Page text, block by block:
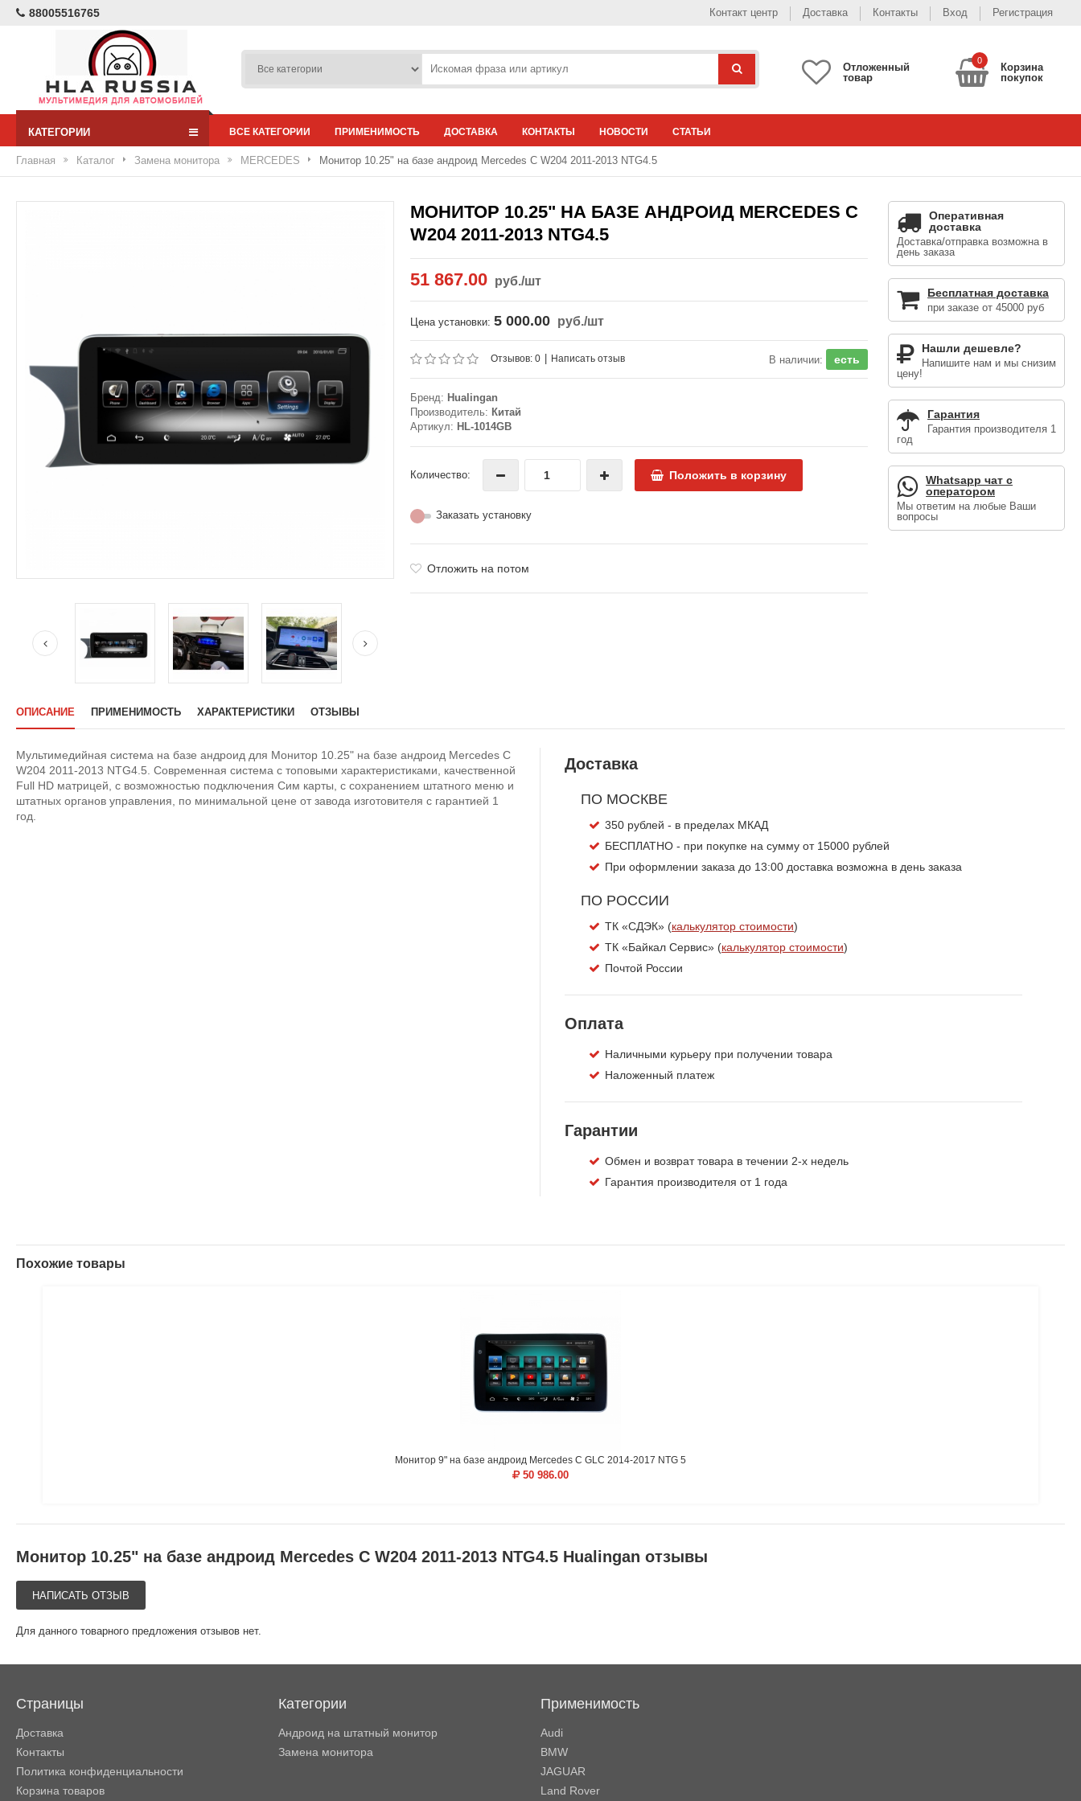
88005516765 Контакт центр Доставка Контакты Вход Регистрация
Отложенный
товар
0
Корзина
покупок
КАТЕГОРИИ ВСЕ КАТЕГОРИИ ПРИМЕНИМОСТЬ ДОСТАВКА КОНТАКТЫ НОВОСТИ СТАТЬИ
Главная Каталог Замена монитора MERCEDES Монитор 10.25" на базе андроид Mercedes C W204 2011-2013 NTG4.5
МОНИТОР 10.25" НА БАЗЕ АНДРОИД MERCEDES C
W204 2011-2013 NTG4.5
51 867.00 руб./шт
Цена установки: 5 000.00 руб./шт
Отзывов: 0 Написать отзыв В наличии: есть
Бренд: Hualingan
Производитель: Китай
Артикул: HL-1014GB
Количество: Положить в корзину
Заказать установку
Отложить на потом
Оперативная
доставка
Доставка/отправка возможна в
день заказа
Бесплатная доставка
при заказе от 45000 руб
Нашли дешевле?
Напишите нам и мы снизим
цену!
Гарантия
Гарантия производителя 1
год
Whatsapp чат с
оператором
Мы ответим на любые Ваши
вопросы
ОПИСАНИЕ ПРИМЕНИМОСТЬ ХАРАКТЕРИСТИКИ ОТЗЫВЫ
Мультимедийная система на базе андроид для Монитор 10.25" на базе андроид Mercedes C
W204 2011-2013 NTG4.5. Современная система с топовыми характеристиками, качественной
Full HD матрицей, с возможностью подключения Сим карты, с сохранением штатного меню и
штатных органов управления, по минимальной цене от завода изготовителя с гарантией 1
год.
Доставка
ПО МОСКВЕ
350 рублей - в пределах МКАД
БЕСПЛАТНО - при покупке на сумму от 15000 рублей
При оформлении заказа до 13:00 доставка возможна в день заказа
ПО РОССИИ
ТК «СДЭК» (калькулятор стоимости)
ТК «Байкал Сервис» (калькулятор стоимости)
Почтой России
Оплата
Наличными курьеру при получении товара
Наложенный платеж
Гарантии
Обмен и возврат товара в течении 2-х недель
Гарантия производителя от 1 года
Похожие товары
Монитор 9" на базе андроид Mercedes C GLC 2014-2017 NTG 5
50 986.00
Монитор 10.25" на базе андроид Mercedes C W204 2011-2013 NTG4.5 Hualingan отзывы
НАПИСАТЬ ОТЗЫВ
Для данного товарного предложения отзывов нет.
Страницы
Доставка
Контакты
Политика конфиденциальности
Корзина товаров
Категории
Андроид на штатный монитор
Замена монитора
Применимость
Audi
BMW
JAGUAR
Land Rover